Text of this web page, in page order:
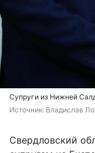
Супруги из Нижней
Источник: Владислав
Свердловский